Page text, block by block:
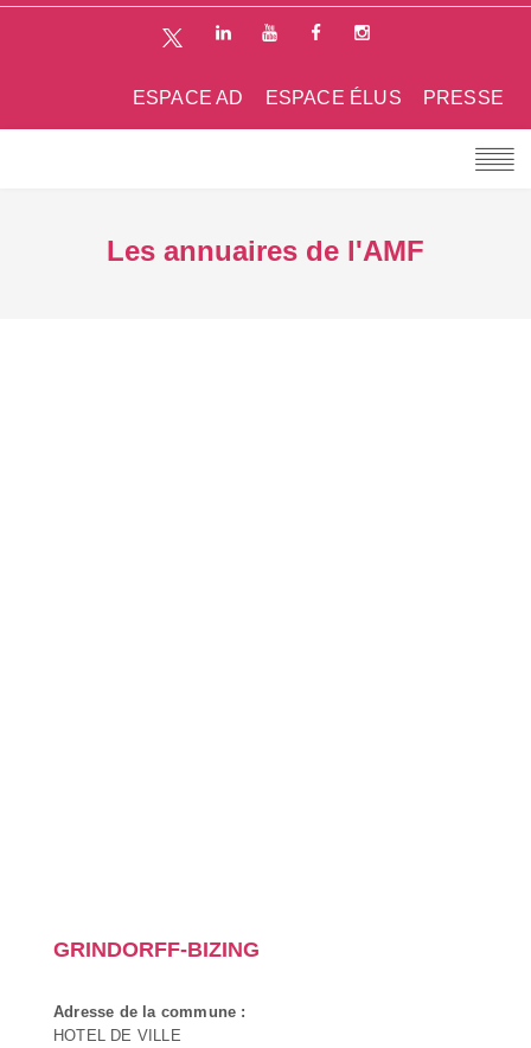
PRESSE
ESPACE ÉLUS
ESPACE AD
Les annuaires de l'AMF
GRINDORFF-BIZING
Adresse de la commune :
HOTEL DE VILLE